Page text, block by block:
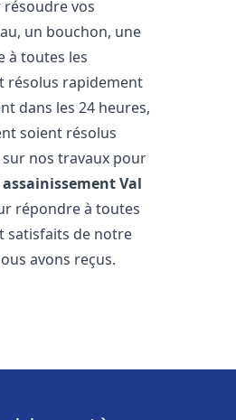
vos
un bouchon, une
à toutes les
résolus rapidement
dans les 24 heures,
soient résolus
nos travaux pour
Val
répondre à toutes
satisfaits de notre
avons reçus.